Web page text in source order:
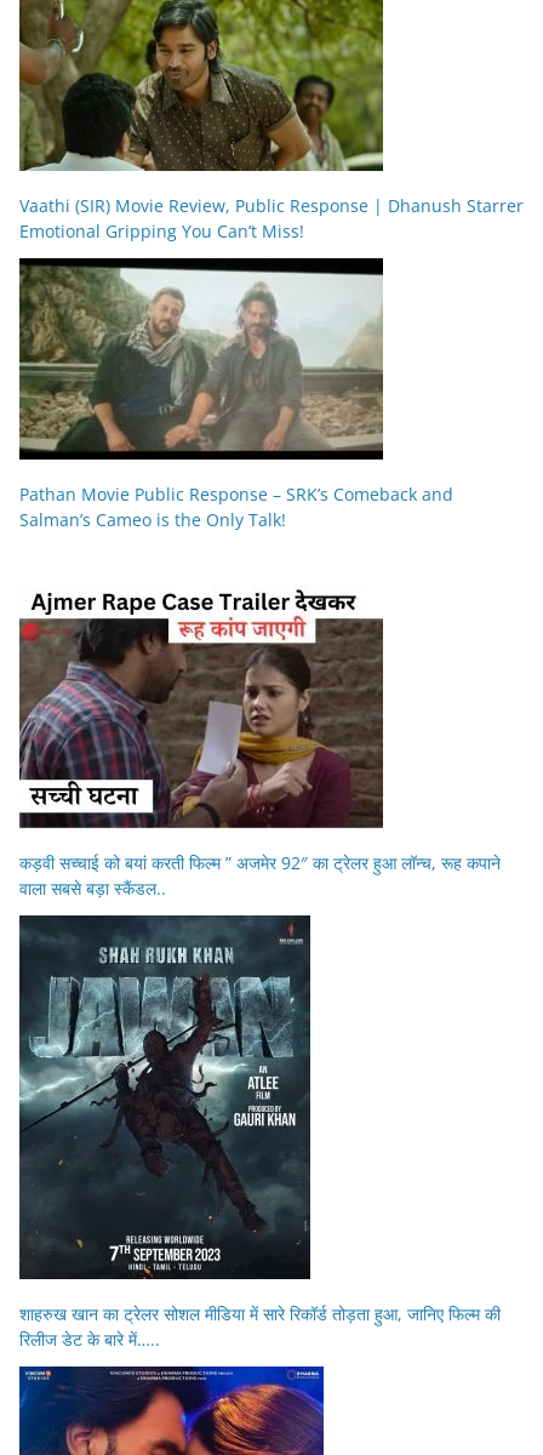
Vaathi (SIR) Movie Review, Public Response | Dhanush Starrer
Emotional Gripping You Can’t Miss!
Pathan Movie Public Response – SRK’s Comeback and
Salman’s Cameo is the Only Talk!
कड़वी सच्चाई को बयां करती फिल्म ” अजमेर 92″ का ट्रेलर हुआ लॉन्च, रूह कपाने
वाला सबसे बड़ा स्कैंडल..
शाहरुख खान का ट्रेलर सोशल मीडिया में सारे रिकॉर्ड तोड़ता हुआ, जानिए फिल्म की
रिलीज डेट के बारे में…..